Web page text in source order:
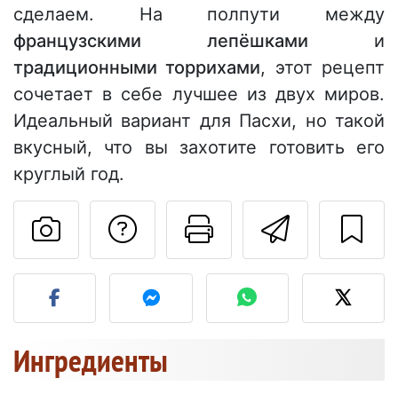
сделаем. На полпути между
французскими лепёшками и
традиционными торрихами, этот рецепт
сочетает в себе лучшее из двух миров.
Идеальный вариант для Пасхи, но такой
вкусный, что вы захотите готовить его
круглый год.
Задать вопрос
Разместите фото этого
Ингредиенты